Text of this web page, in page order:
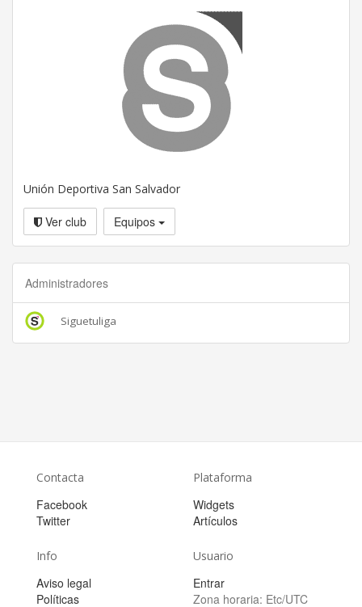
Unión Deportiva San Salvador
Ver club Equipos
Administradores
Siguetuliga
Contacta
Facebook
Twitter
Plataforma
Widgets
Artículos
Info
Aviso legal
Políticas
Usuario
Entrar
Zona horaria: Etc/UTC